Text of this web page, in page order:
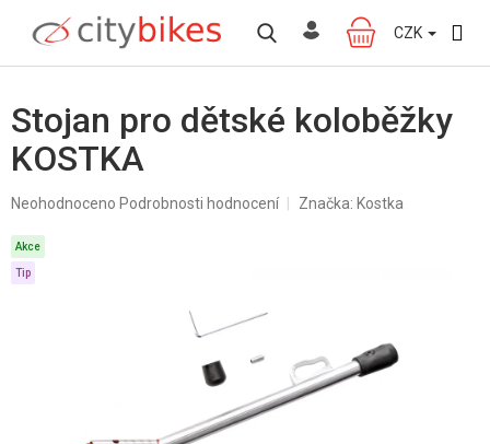
obsah
NÁKUPNÍ
KOŠÍK
CZK
Stojan pro dětské koloběžky
KOSTKA
Průměrné
produktu
je
0,0
Neohodnoceno Podrobnosti hodnocení Značka: Kostka
Akce
Tip